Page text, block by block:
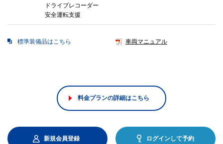
ドライブレコーダー
安全運転支援
標準装備品はこちら 車両マニュアル
料金プランの詳細はこちら
新規会員登録 ログインして予約